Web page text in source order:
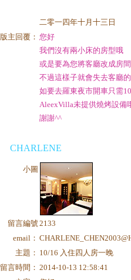
二零一四年十月十三日
版主回覆： 您好
我們沒有兩小床的房型哦
或是要為您將客廳改成房
不過這樣子就會失去客廳
如要去羅東夜市開車只需
AleexVilla未提供燒烤設備
謝謝^^
CHARLENE
小圖
留言編號2133
email：
主題： 10/16 入住四人房一晚
留言時間： 2014-10-13 12:58:41